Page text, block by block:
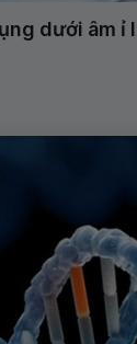
dưới âm ỉ